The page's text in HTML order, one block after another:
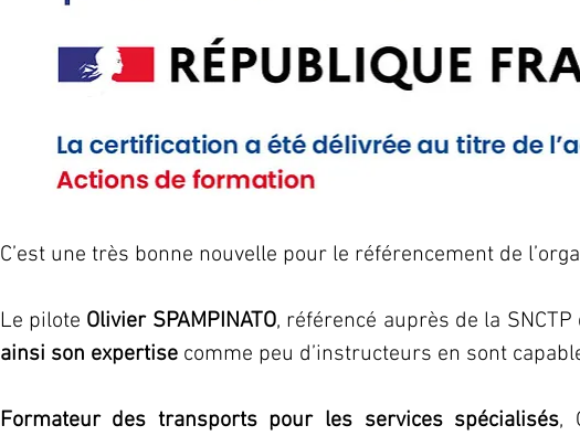
C’est une très bonne nouvelle pour le référencement de
Le pilote Olivier SPAMPINATO, référencé auprès de la
ainsi son expertise comme peu d’instructeurs en sont
Formateur des transports pour les services spécialisés,